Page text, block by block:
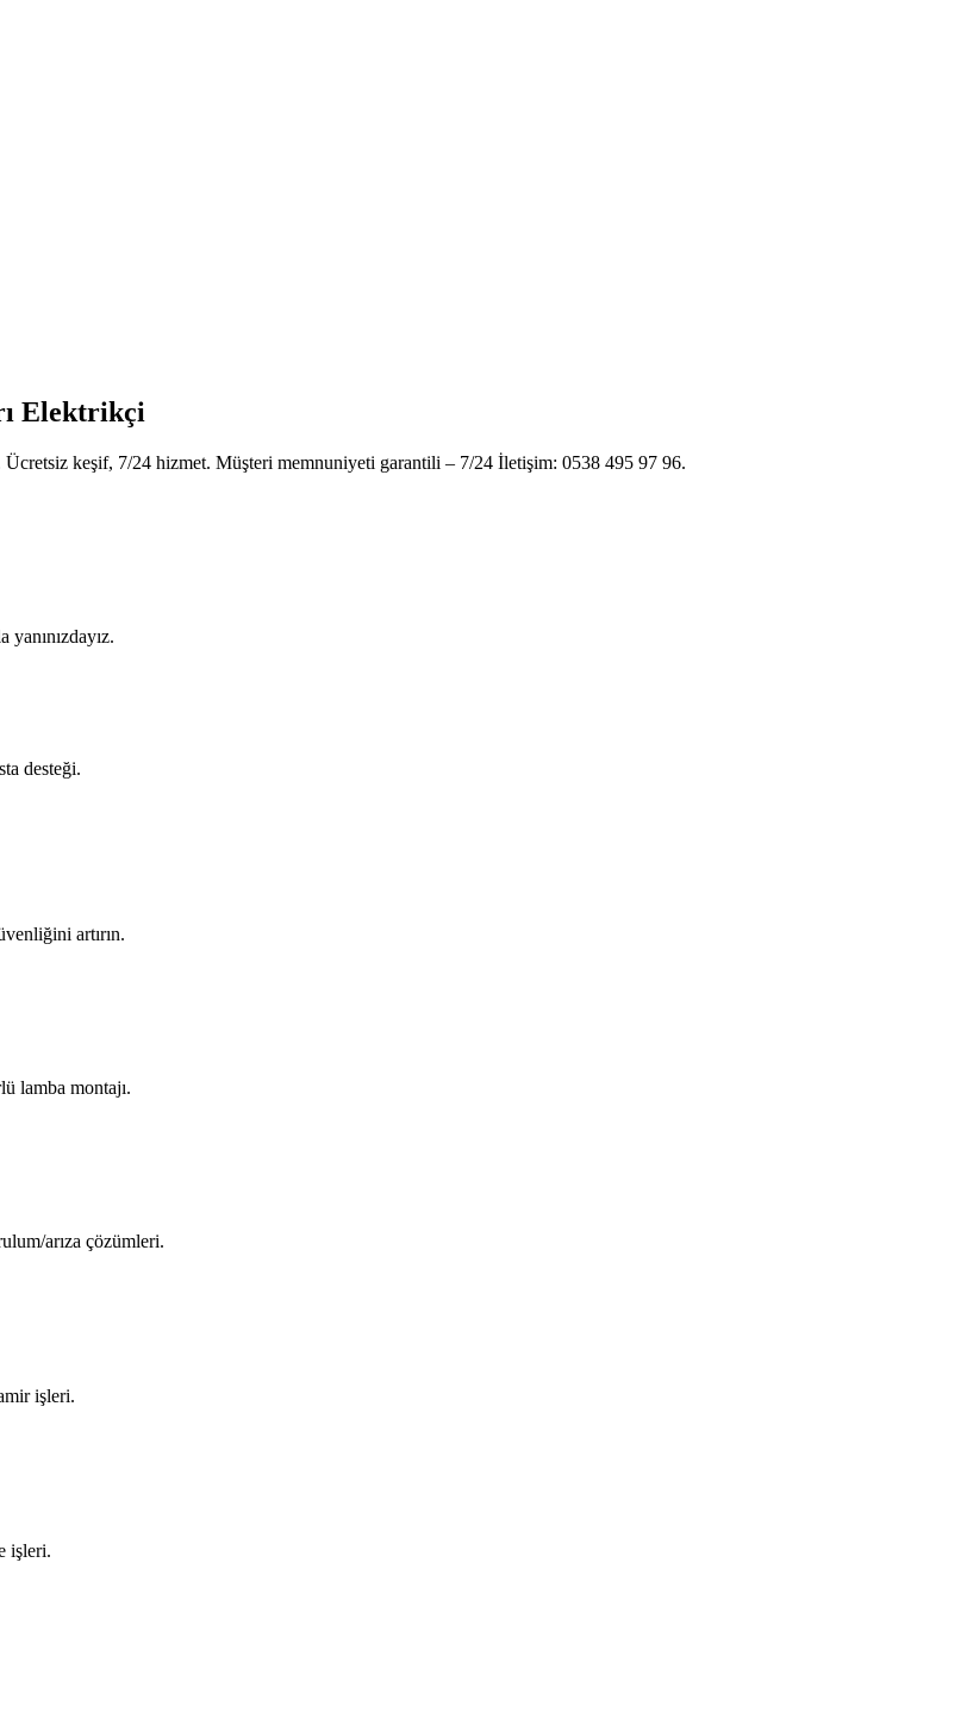
Elektrikçi
keşif, 7/24 hizmet. Müşteri memnuniyeti garantili – 7/24 İletişim: 0538 495 97 96.
desteği.
artırın.
lamba montajı.
arıza çözümleri.
işleri.
işleri.